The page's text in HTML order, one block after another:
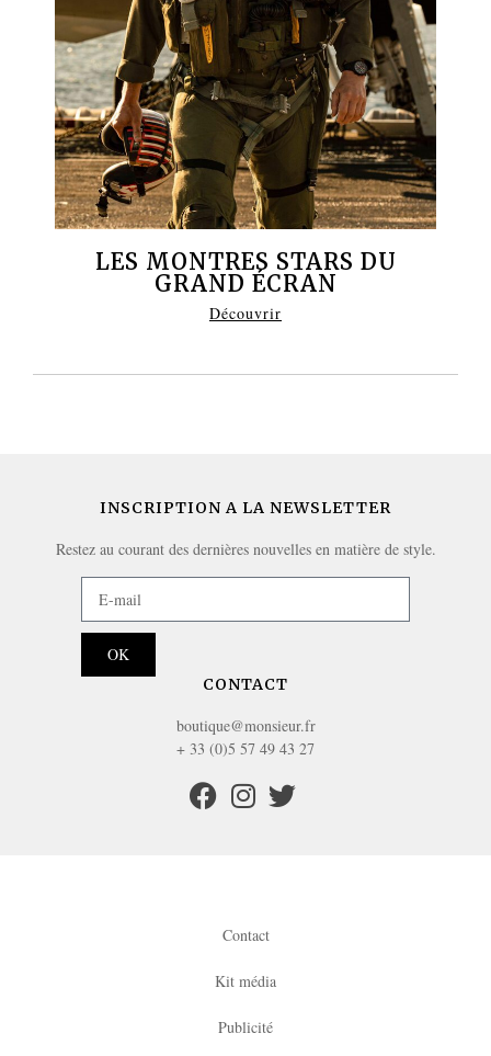
LES MONTRES STARS DU
GRAND ÉCRAN
Découvrir
INSCRIPTION A LA NEWSLETTER
Restez au courant des dernières nouvelles en matière de style.
OK
CONTACT
boutique@monsieur.fr
+ 33 (0)5 57 49 43 27
Contact
Kit média
Publicité